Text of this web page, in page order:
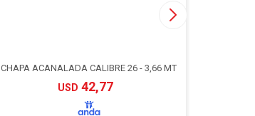
CHAPA ACANALADA CALIBRE 26 - 3,66 MT
USD 42,77